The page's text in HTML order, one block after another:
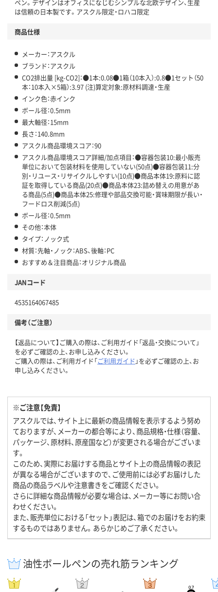
アスクル商品環境スコア詳細／加点項目
」で確認できます。
ペン。デザインはオフィスになじむシンプルな北欧デザイン、生産
は信頼の日本製です。アスクル限定・ロハコ限定
商品仕様
メーカー：アスクル
ブランド：アスクル
CO2排出量 [kg-CO2]：●1本:0.08●1箱（10本入）:0.8●1セット（50
本：10本入×5箱）:3.97 (注)算定対象:原材料調達・生産
インク色：赤インク
ボール径：0.5mm
最大軸径：15mm
長さ：140.8mm
アスクル商品環境スコア：90
アスクル商品環境スコア詳細/加点項目：●容器包装10:最小販売
単位において包装材料を使用していない(50点)●容器包装11:分
別・リユース・リサイクルしやすい(10点)●商品本体19:原料に認
証を取得している商品(20点)●商品本体23:詰め替えの用意があ
る商品(5点)●商品本体25:修理や部品交換可能・賞味期限が長い・
フードロス削減(5点)
ボール径：0.5mm
その他：本体
タイプ：ノック式
材質：先軸・ノック：ABS、後軸：PC
おすすめ＆注目商品：オリジナル商品
JANコード
4535164067485
備考（ご注意）
【返品について】ご購入の際は、ご利用ガイド「返品・交換について」
を必ずご確認の上、お申し込みください。
ご購入の際は、ご利用ガイド「ご利用ガイド 」を必ずご確認の上、お
申し込みください。
※ご注意【免責】
アスクルでは、サイト上に最新の商品情報を表示するよう努め
ておりますが、メーカーの都合等により、商品規格・仕様（容量、
パッケージ、原材料、原産国など）が変更される場合がございま
す。
このため、実際にお届けする商品とサイト上の商品情報の表記
が異なる場合がございますので、ご使用前には必ずお届けした
商品の商品ラベルや注意書きをご確認ください。
さらに詳細な商品情報が必要な場合は、メーカー等にお問い合
わせください。
また、販売単位における「セット」表記は、箱でのお届けをお約束
するものではありません。あらかじめご了承ください。
油性ボールペンの売れ筋ランキング